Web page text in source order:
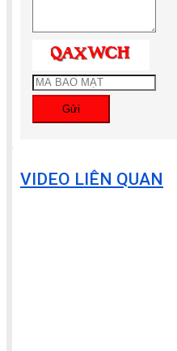
Gửi
VIDEO LIÊN QUAN